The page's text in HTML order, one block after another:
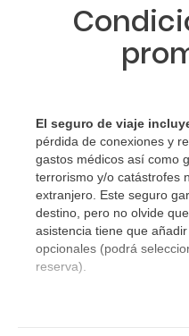
El seguro de viaje
pérdida de conexiones y
gastos médicos así como
terrorismo y/o catástrofes
extranjero. Este seguro
destino, pero no olvide
asistencia tiene que
opcionales (podrá
reserva).